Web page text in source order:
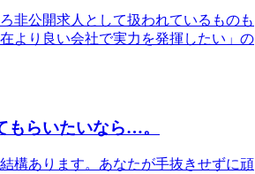
非公開求人として扱われているものも
より良い会社で実力を発揮したい」の
もらいたいなら…。
構あります。あなたが手抜きせずに頑